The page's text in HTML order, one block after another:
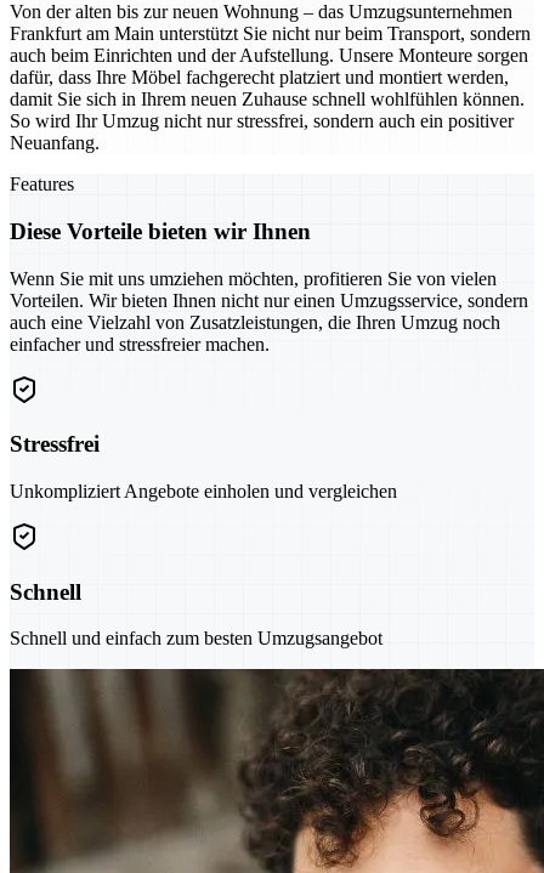
Von der alten bis zur neuen Wohnung – das Umzugsunternehmen
Frankfurt am Main unterstützt Sie nicht nur beim Transport, sondern
auch beim Einrichten und der Aufstellung. Unsere Monteure sorgen
dafür, dass Ihre Möbel fachgerecht platziert und montiert werden,
damit Sie sich in Ihrem neuen Zuhause schnell wohlfühlen können.
So wird Ihr Umzug nicht nur stressfrei, sondern auch ein positiver
Neuanfang.
Features
Diese Vorteile bieten wir Ihnen
Wenn Sie mit uns umziehen möchten, profitieren Sie von vielen
Vorteilen. Wir bieten Ihnen nicht nur einen Umzugsservice, sondern
auch eine Vielzahl von Zusatzleistungen, die Ihren Umzug noch
einfacher und stressfreier machen.
Stressfrei
Unkompliziert Angebote einholen und vergleichen
Schnell
Schnell und einfach zum besten Umzugsangebot